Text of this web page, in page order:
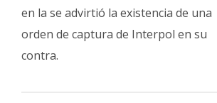
en la se advirtió la existencia de una
orden de captura de Interpol en su
contra.